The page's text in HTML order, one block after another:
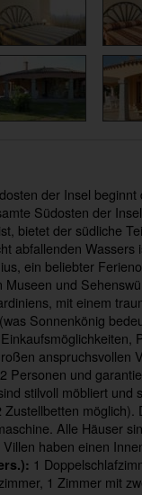
der Insel
Südosten der
bietet der südliche
abfallenden
ein beliebter
und
mit einem
Sonnenkönig
anspruchsvollen
Personen und
stilvoll möbliert
möglich).
Alle Häuser
haben einen
1
1 Zimmer mit